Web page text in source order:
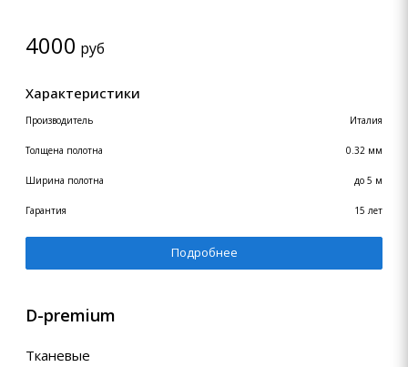
4000 руб
Характеристики
Производитель Италия
Толщена полотна 0.32 мм
Ширина полотна до 5 м
Гарантия 15 лет
Подробнее
D-premium
Тканевые